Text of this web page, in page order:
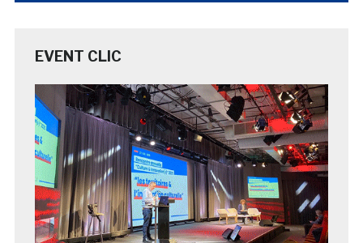
EVENT CLIC